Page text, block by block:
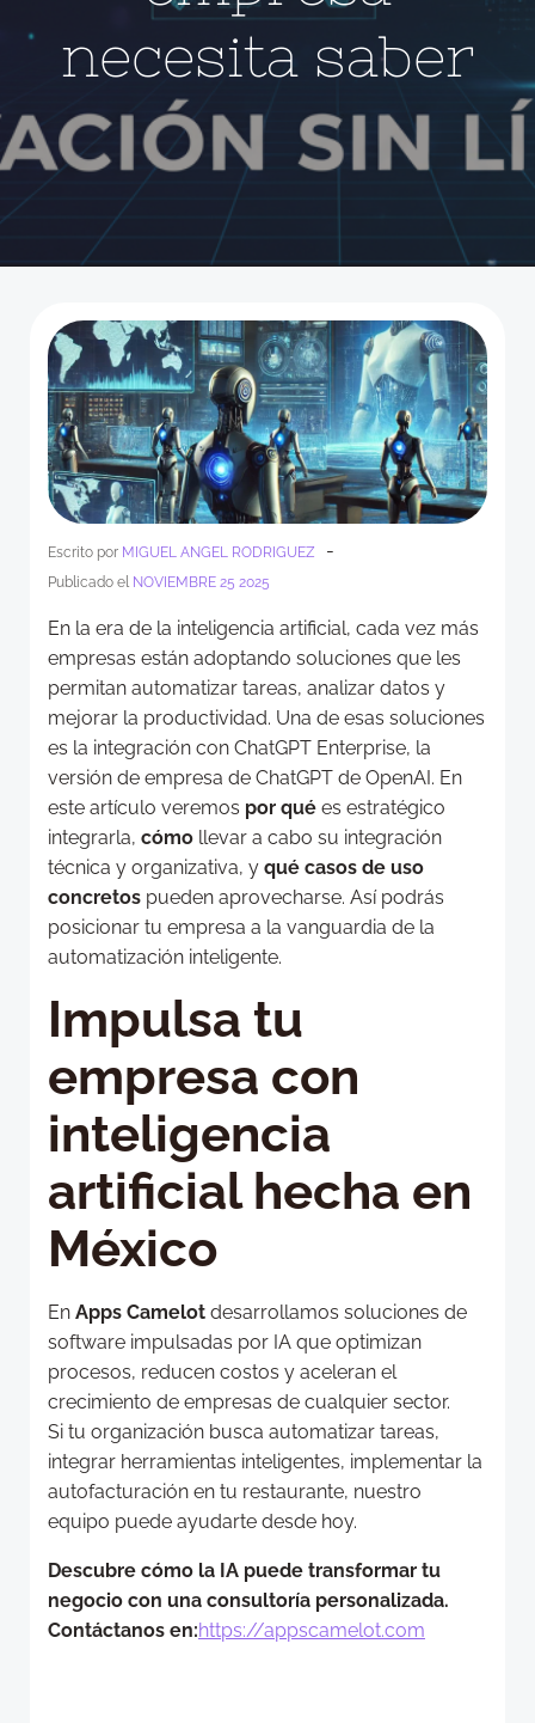
necesita saber
Escrito por MIGUEL ANGEL RODRIGUEZ -
Publicado el NOVIEMBRE 25 2025
En la era de la inteligencia artificial, cada vez más
empresas están adoptando soluciones que les
permitan automatizar tareas, analizar datos y
mejorar la productividad. Una de esas soluciones
es la integración con ChatGPT Enterprise, la
versión de empresa de ChatGPT de OpenAI. En
este artículo veremos por qué es estratégico
integrarla, cómo llevar a cabo su integración
técnica y organizativa, y qué casos de uso
concretos pueden aprovecharse. Así podrás
posicionar tu empresa a la vanguardia de la
automatización inteligente.
Impulsa tu
empresa con
inteligencia
artificial hecha en
México
En Apps Camelot desarrollamos soluciones de
software impulsadas por IA que optimizan
procesos, reducen costos y aceleran el
crecimiento de empresas de cualquier sector.
Si tu organización busca automatizar tareas,
integrar herramientas inteligentes, implementar la
autofacturación en tu restaurante, nuestro
equipo puede ayudarte desde hoy.
Descubre cómo la IA puede transformar tu
negocio con una consultoría personalizada.
Contáctanos en:https://appscamelot.com